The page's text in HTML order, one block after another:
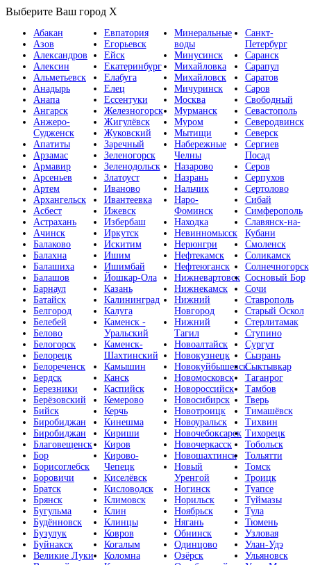
Выберите Ваш город X
Абакан
Азов
Александров
Алексин
Альметьевск
Анадырь
Анапа
Ангарск
Анжеро-
Судженск
Апатиты
Арзамас
Армавир
Арсеньев
Артем
Архангельск
Асбест
Астрахань
Ачинск
Балаково
Балахна
Балашиха
Балашов
Барнаул
Батайск
Белгород
Белебей
Белово
Белогорск
Белорецк
Белореченск
Бердск
Березники
Берёзовский
Бийск
Биробиджан
Биробиджан
Благовещенск
Бор
Борисоглебск
Боровичи
Братск
Брянск
Бугульма
Будённовск
Бузулук
Буйнакск
Великие Луки
Евпатория
Егорьевск
Ейск
Екатеринбург
Елабуга
Елец
Ессентуки
Железногорск
Жигулёвск
Жуковский
Заречный
Зеленогорск
Зеленодольск
Златоуст
Иваново
Ивантеевка
Ижевск
Избербаш
Иркутск
Искитим
Ишим
Ишимбай
Йошкар-Ола
Казань
Калининград
Калуга
Каменск -
Уральский
Каменск-
Шахтинский
Камышин
Канск
Каспийск
Кемерово
Керчь
Кинешма
Кириши
Киров
Кирово-
Чепецк
Киселёвск
Кисловодск
Климовск
Клин
Клинцы
Ковров
Когалым
Коломна
Минеральные
воды
Минусинск
Михайловка
Михайловск
Мичуринск
Москва
Мурманск
Муром
Мытищи
Набережные
Челны
Назарово
Назрань
Нальчик
Наро-
Фоминск
Находка
Невинномысск
Нерюнгри
Нефтекамск
Нефтеюганск
Нижневартовск
Нижнекамск
Нижний
Новгород
Нижний
Тагил
Новоалтайск
Новокузнецк
Новокуйбышевск
Новомосковск
Новороссийск
Новосибирск
Новотроицк
Новоуральск
Новочебоксарск
Новочеркасск
Новошахтинск
Новый
Уренгой
Ногинск
Норильск
Ноябрьск
Нягань
Обнинск
Одинцово
Озёрск
Санкт-
Петербург
Саранск
Сарапул
Саратов
Саров
Свободный
Севастополь
Северодвинск
Северск
Сергиев
Посад
Серов
Серпухов
Сертолово
Сибай
Симферополь
Славянск-на-
Кубани
Смоленск
Соликамск
Солнечногорск
Сосновый Бор
Сочи
Ставрополь
Старый Оскол
Стерлитамак
Ступино
Сургут
Сызрань
Сыктывкар
Таганрог
Тамбов
Тверь
Тимашёвск
Тихвин
Тихорецк
Тобольск
Тольятти
Томск
Троицк
Туапсе
Туймазы
Тула
Тюмень
Узловая
Улан-Удэ
Ульяновск